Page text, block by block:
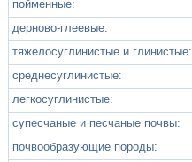
пойменные:
дерново-глеевые:
тяжелосуглинистые и глинистые:
среднесуглинистые:
легкосуглинистые:
супесчаные и песчаные почвы:
почвообразующие породы: